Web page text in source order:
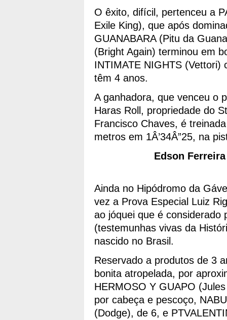
O êxito, difícil, pertenceu a
Exile King), que após
GUANABARA (Pitu da
(Bright Again) terminou em
INTIMATE NIGHTS (Vettori)
têm 4 anos.
A ganhadora, que venceu o
Haras Roll, propriedade do
Francisco Chaves, é
metros em
Edson
Ainda no Hipódromo da
vez a Prova Especial Luiz
ao jóquei que é considerado
(testemunhas vivas da
nascido no Brasil.
Reservado a produtos de 3
bonita atropelada, por
HERMOSO Y GUAPO
por cabeça e pescoço,
(Dodge), de 6, e